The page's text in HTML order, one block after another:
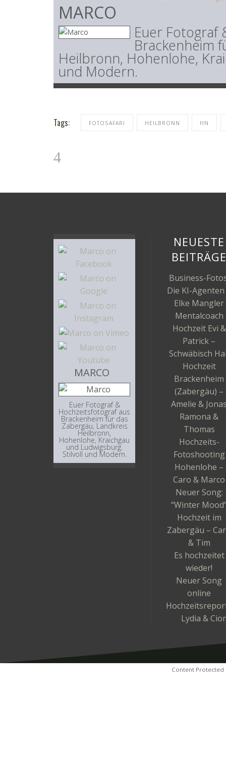
MARCO
Euer Fotograf
Brackenheim
Heilbronn, Hohenlohe,
und Modern.
Tags: FOTOSAFARI HEILBRONN HN
MARCO
Euer Fotograf &
Hochzeitsfotograf aus
Brackenheim für das
Zabergäu, Landkreis
Heilbronn,
Hohenlohe, Kraichgau
und Ludwigsburg.
Stilvoll und Modern.
NEUESTE
BEITRÄGE
Business-
Die KI-Agenten
Elke Mangler
Mentalcoach
Hochzeit Evi &
Patrick –
Schwäbisch
Hochzeit
Brackenheim
(Zabergäu) –
Amelie &
Ramona &
Thomas
Hochzeits-
Fotoshooting
Hohenlohe –
Caro & Marco
Neuer Song:
“Winter
Hochzeit im
Zabergäu –
& Tim
Es hochzeitet
wieder!
Neuer Song
online
Lydia &
Content Protected